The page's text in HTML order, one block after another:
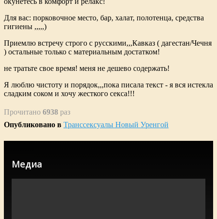
Для вас: порковочное место, бар, халат, полотенца, средства
гигиены ,,,,,)
Приемлю встречу строго с русскими,,,Кавказ ( дагестан/Чечня
) остальные только с материальным достатком!
не тратьте свое время! меня не дешево содержать!
Я люблю чистоту и порядок,,,пока писала текст - я вся истекла
сладким соком и хочу жесткого секса!!!
Прочитано 6938 раз
Опубликовано в Транссексуалы Новый Уренгой
Медиа